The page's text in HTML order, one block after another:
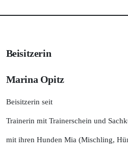
Beisitzerin
Marina Opitz
Beisitzerin seit
Trainerin mit Trainerschein und
mit ihren Hunden Mia (Mischling,